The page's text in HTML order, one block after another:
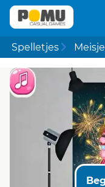
Spelletjes